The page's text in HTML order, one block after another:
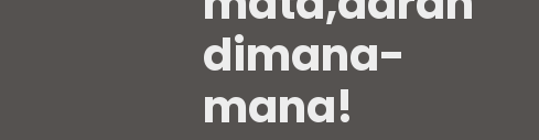
dimana-
mana!